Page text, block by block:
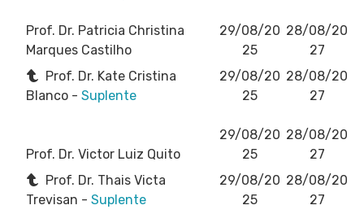
Prof. Dr. Patricia Christina
Marques Castilho
29/08/20
25
28/08/20
27
Prof. Dr. Kate Cristina
Blanco - Suplente
29/08/20
25
28/08/20
27
Prof. Dr. Victor Luiz Quito
29/08/20
25
28/08/20
27
Prof. Dr. Thais Victa
Trevisan - Suplente
29/08/20
25
28/08/20
27